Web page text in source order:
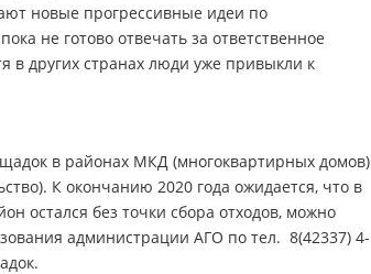
новые прогрессивные идеи по
не готово отвечать за ответственное
в других странах люди уже привыкли к
в районах МКД (многоквартирных домов)
К окончанию 2020 года ожидается, что в
остался без точки сбора отходов, можно
администрации АГО по тел. 8(42337) 4-